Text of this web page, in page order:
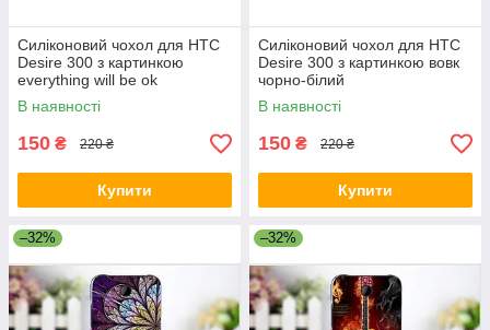
Силіконовий чохол для HTC
Desire 300 з картинкою
everything will be ok
В наявності
150 ₴ 220 ₴
Купити
Силіконовий чохол для HTC
Desire 300 з картинкою вовк
чорно-білий
В наявності
150 ₴ 220 ₴
Купити
–32% –32%